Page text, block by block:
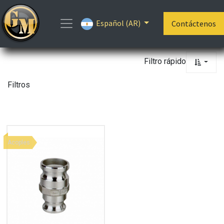
Español (AR) Contáctenos
Filtro rápido
Filtros
Mostrar
Categorías
Acoples